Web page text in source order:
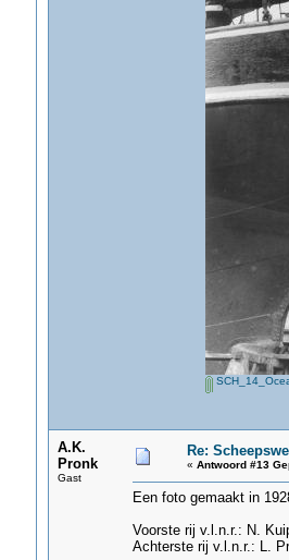
A.K.
Pronk
Gast
Re:
« Antwoord #13
Een foto gemaakt in
Voorste rij v.l.n.r.: N.
Achterste rij v.l.n.r.: L.